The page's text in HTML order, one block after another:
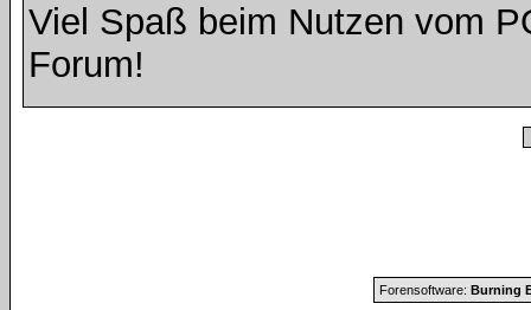
Viel Spaß beim Nutzen vom
Forum!
Forensoftware: Burning